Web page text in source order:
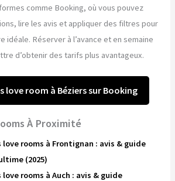
comme Booking, où vous pouvez
lire les avis et appliquer des filtres pour
idéale. Réserver à l’avance et en semaine
d’obtenir des tarifs plus avantageux.
love room à Béziers sur Booking
À Proximité
love rooms à Frontignan : avis & guide
(2025)
love rooms à Auch : avis & guide